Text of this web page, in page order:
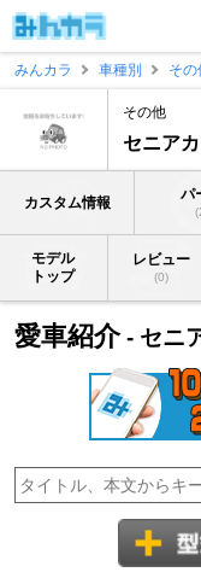
みんカラ
車種別 その
その他
セニア
カスタム情報 パ
モデル
トップ
レビュー
(0)
愛車紹介- セニ